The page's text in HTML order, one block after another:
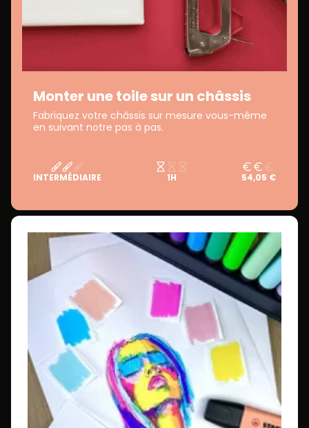
Monter une toile sur un châssis
Fabriquez votre châssis sur mesure vous-même
en suivant notre pas à pas.
INTERMÉDIAIRE 1H 54,05 €